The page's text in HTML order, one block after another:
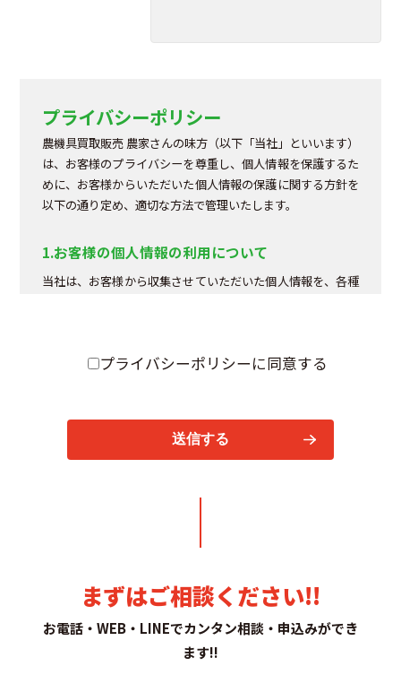
プライバシーポリシー
農機具買取販売 農家さんの味方（以下「当社」といいます）
は、お客様のプライバシーを尊重し、個人情報を保護するた
めに、お客様からいただいた個人情報の保護に関する方針を
以下の通り定め、適切な方法で管理いたします。
1.お客様の個人情報の利用について
当社は、お客様から収集させていただいた個人情報を、各種
当社は、次の各号に該当する場合を除いて、当社が保有する
個人情報を、お客様ご本人の同意なく、 第三者に開示いたし
ません。
2.人の生命、身体または財産の保護のために特に必要ある場
3.公衆衛生の向上や児童の健全な育成のために特に必要があ
4.税務調査や犯罪捜査等で公的機関などへの提出が特に必要
とされる場合。
プライバシーポリシーに同意する
まずはご相談ください!!
お電話・WEB・LINEでカンタン相談・申込みができ
ます!!